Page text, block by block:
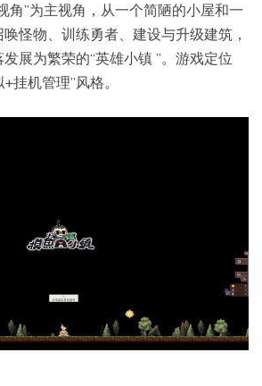
角”为主视角，从一个简陋的小屋和一
怪物、训练勇者、建设与升级建筑，
展为繁荣的“英雄小镇 ”。游戏定位
挂机管理”风格。